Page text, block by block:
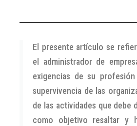
El presente artículo se
el administrador de
exigencias de su
supervivencia de las
de las actividades que debe
como objetivo resaltar y